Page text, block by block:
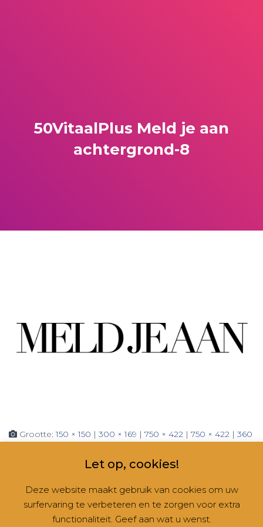
50VitaalPlus Meld je aan
achtergrond-8
Grootte:150 × 150 | 300 × 169 | 750 × 422 | 750 × 422 | 360
CONTACT NIEUWSBRIEVEN RUBRIEKEN
Let op, cookies!
Deze website maakt gebruik van cookies om uw
surfervaring te verbeteren en te zorgen voor extra
functionaliteit. Geef aan wat u wenst.